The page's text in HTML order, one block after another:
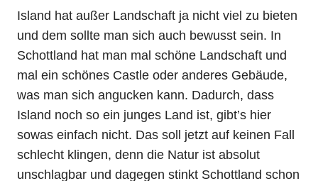
Island hat außer Landschaft ja nicht viel zu bieten
und dem sollte man sich auch bewusst sein. In
Schottland hat man mal schöne Landschaft und
mal ein schönes Castle oder anderes Gebäude,
was man sich angucken kann. Dadurch, dass
Island noch so ein junges Land ist, gibt’s hier
sowas einfach nicht. Das soll jetzt auf keinen Fall
schlecht klingen, denn die Natur ist absolut
unschlagbar und dagegen stinkt Schottland schon